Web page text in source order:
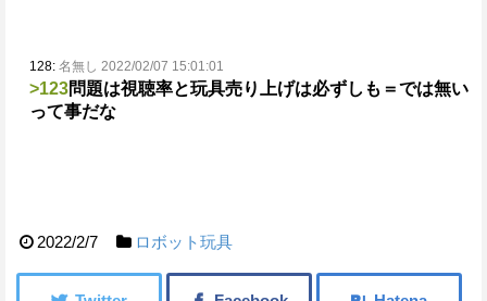
128: 名無し 2022/02/07 15:01:01
>123問題は視聴率と玩具売り上げは必ずしも＝では無い
って事だな
2022/2/7 ロボット玩具